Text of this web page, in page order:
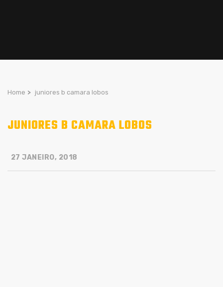
Home > juniores b camara lobos
JUNIORES B CAMARA LOBOS
27 JANEIRO, 2018